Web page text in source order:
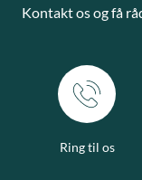
Kontakt os og få
Ring til os